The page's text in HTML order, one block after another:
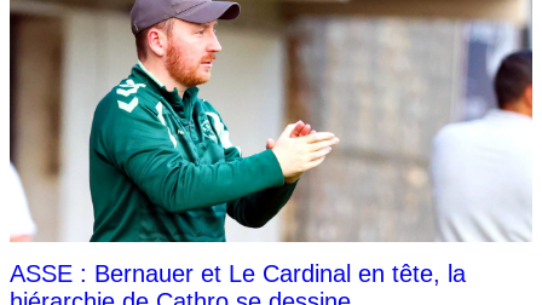
ASSE : Bernauer et Le Cardinal en tête, la